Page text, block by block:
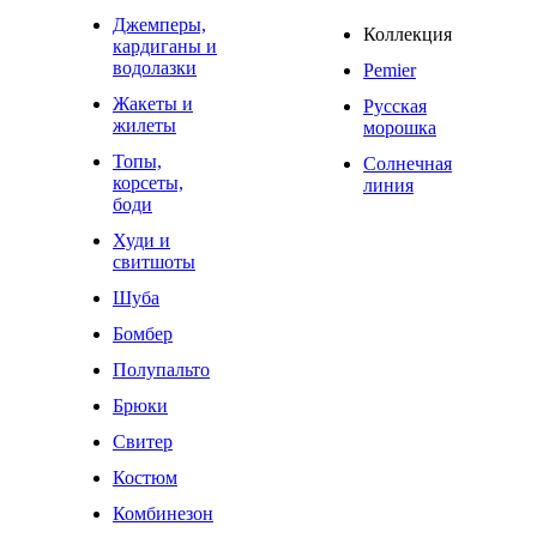
Джемперы,
кардиганы и
водолазки
Жакеты и
жилеты
Топы,
корсеты,
боди
Худи и
свитшоты
Шуба
Бомбер
Полупальто
Брюки
Свитер
Костюм
Комбинезон
Коллекция
Pemier
Русская
морошка
Солнечная
линия